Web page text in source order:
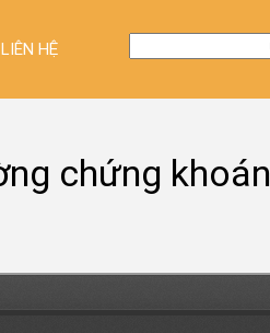
LIÊN HỆ
chứng khoán